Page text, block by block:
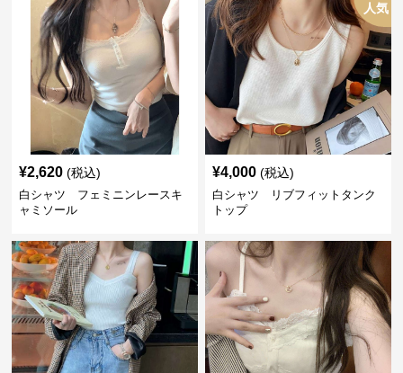
¥2,620 (税込)
白シャツ フェミニンレースキ
ャミソール
人気
¥4,000 (税込)
白シャツ リブフィットタンク
トップ